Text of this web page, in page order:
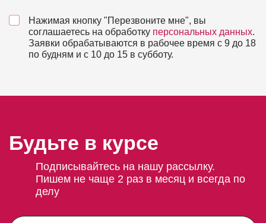
Нажимая кнопку "Перезвоните мне", вы
соглашаетесь на обработку персональных данных.
Заявки обрабатываются в рабочее время с 9 до 18
по будням и с 10 до 15 в субботу.
Будьте в курсе
Подписывайтесь на нашу рассылку.
Пишем не чаще 2 раз в месяц и всегда по
делу